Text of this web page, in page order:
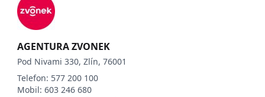
AGENTURA ZVONEK
Pod Nivami 330, Zlín, 76001
Telefon: 577 200 100
Mobil:603 246 680